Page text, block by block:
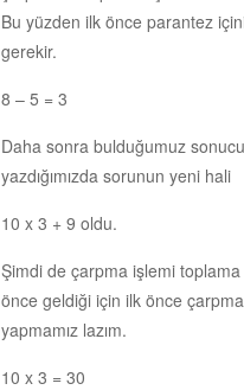
Bu yüzden ilk önce parantez
gerekir.
8 – 5 = 3
Daha sonra bulduğumuz
yazdığımızda sorunun yeni hali
10 x 3 + 9 oldu.
Şimdi de çarpma işlemi
önce geldiği için ilk önce
yapmamız lazım.
10 x 3 = 30